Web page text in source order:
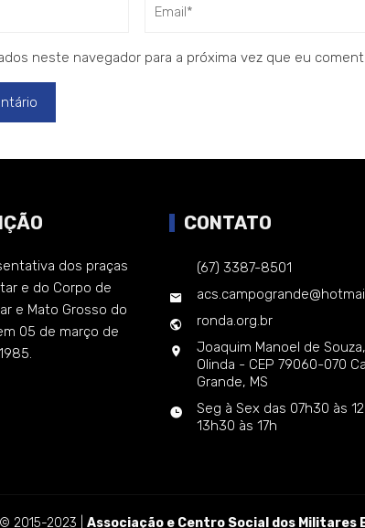
neste navegador para a próxima vez que eu
dos praças
e do Corpo de
e Mato Grosso do
05 de março de
CONTATO
(67) 3387-8501
ronda.org.br
Joaquim Manoel de
Olinda - CEP 79060-070
Grande, MS
Seg à Sex das 07h30 às
13h30 às 17h
© 2015-2023 | Associação e Centro Social dos Militares